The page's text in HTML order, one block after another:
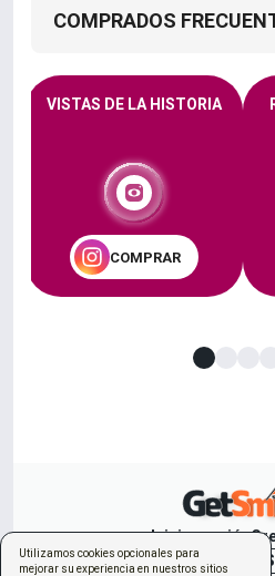
Utilizamos cookies opcionales para
mejorar su experiencia en nuestros sitios
COMPRADOS
VISTAS DE LA HISTORIA
COMPRAR
Iniciar sesión
Nuevo pedido